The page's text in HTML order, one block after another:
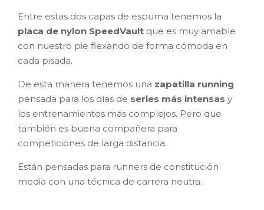
Entre estas dos capas de espuma tenemos la
placa de nylon SpeedVault que es muy amable
con nuestro pie flexando de forma cómoda en
cada pisada.
De esta manera tenemos una zapatilla running
pensada para los días de series más intensas y
los entrenamientos más complejos. Pero que
también es buena compañera para
competiciones de larga distancia.
Están pensadas para runners de constitución
media con una técnica de carrera neutra.